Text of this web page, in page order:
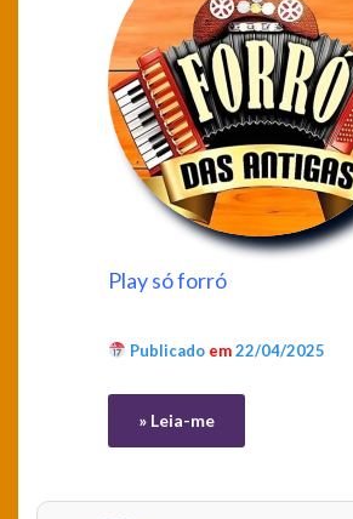
Play só forró
Publicado em22/04/2025
» Leia-me